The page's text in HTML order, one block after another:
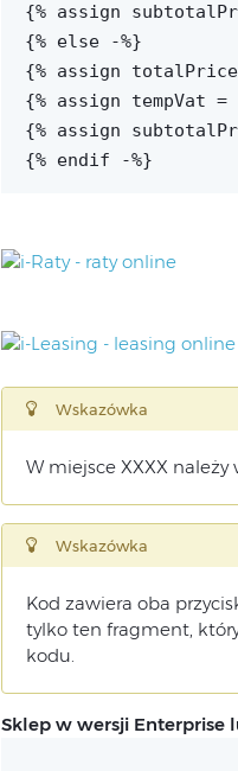
{% assign
{% else -%}
{% assign
{% assign tempVat
{% assign
{% endif -%}
Wskazówka
W miejsce XXXX należy
Wskazówka
Kod zawiera oba
tylko ten fragment,
kodu.
Sklep w wersji Enterprise